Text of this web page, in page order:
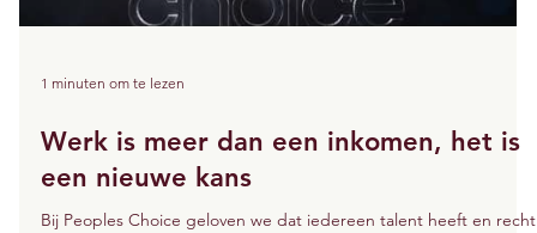
1 minuten om te lezen
Werk is meer dan een inkomen, het is
een nieuwe kans
Bij Peoples Choice geloven we dat iedereen talent heeft en recht